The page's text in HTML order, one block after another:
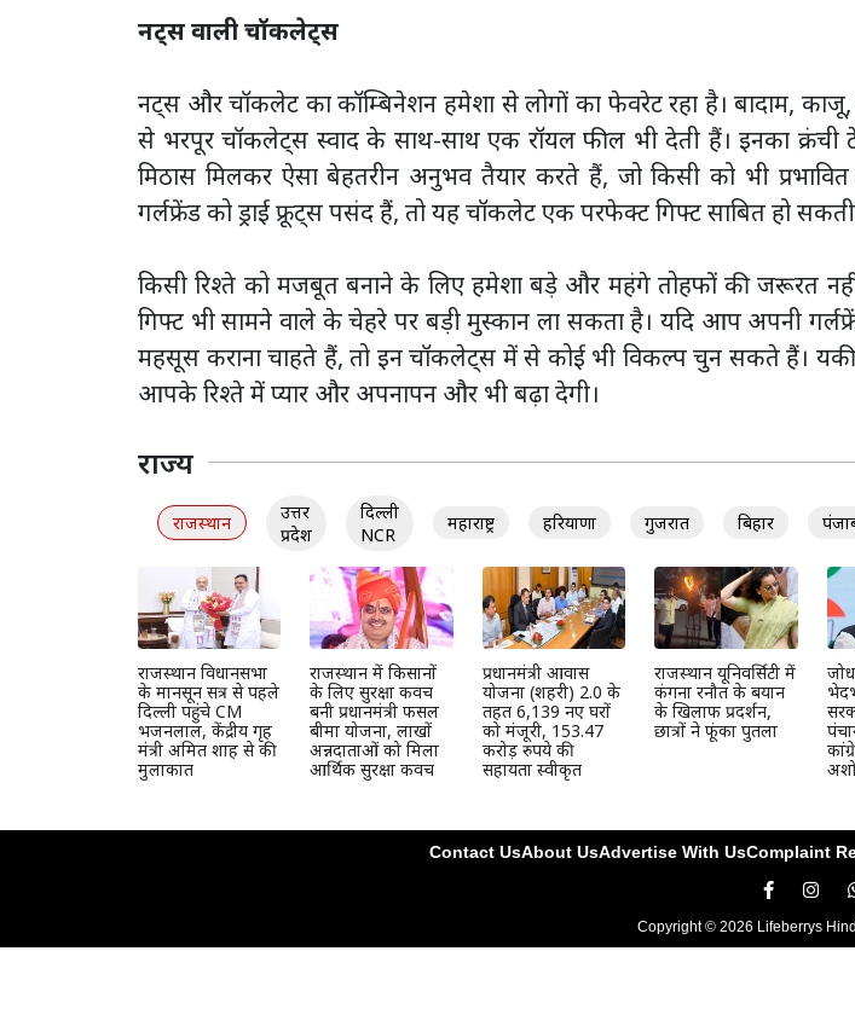
नट्स वाली चॉकलेट्स
नट्स और चॉकलेट का कॉम्बिनेशन हमेशा से लोगों का फेवरेट रहा है। बादाम,
से भरपूर चॉकलेट्स स्वाद के साथ-साथ एक रॉयल फील भी देती हैं। इनका
मिठास मिलकर ऐसा बेहतरीन अनुभव तैयार करते हैं, जो किसी को भी
गर्लफ्रेंड को ड्राई फ्रूट्स पसंद हैं, तो यह चॉकलेट एक परफेक्ट गिफ्ट साबित हो
किसी रिश्ते को मजबूत बनाने के लिए हमेशा बड़े और महंगे तोहफों की जरूरत नहीं
गिफ्ट भी सामने वाले के चेहरे पर बड़ी मुस्कान ला सकता है। यदि आप अपनी
महसूस कराना चाहते हैं, तो इन चॉकलेट्स में से कोई भी विकल्प चुन सकते हैं।
आपके रिश्ते में प्यार और अपनापन और भी बढ़ा देगी।
राज्य
राजस्थान
उत्तर
प्रदेश
दिल्ली
NCR
महाराष्ट्र हरियाणा गुजरात बिहार
राजस्थान विधानसभा
के मानसून सत्र से पहले
दिल्ली पहुंचे CM
भजनलाल, केंद्रीय गृह
मंत्री अमित शाह से की
मुलाकात
राजस्थान में किसानों
के लिए सुरक्षा कवच
बनी प्रधानमंत्री फसल
बीमा योजना, लाखों
अन्नदाताओं को मिला
आर्थिक सुरक्षा कवच
प्रधानमंत्री आवास
योजना (शहरी) 2.0 के
तहत 6,139 नए घरों
को मंजूरी, 153.47
करोड़ रुपये की
सहायता स्वीकृत
राजस्थान यूनिवर्सिटी में
कंगना रनौत के बयान
के खिलाफ प्रदर्शन,
छात्रों ने फूंका पुतला
Contact UsAbout UsAdvertise With UsComplaint
Copyright © 2026 Lifeberrys